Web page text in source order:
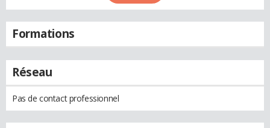
Formations
Réseau
Pas de contact professionnel